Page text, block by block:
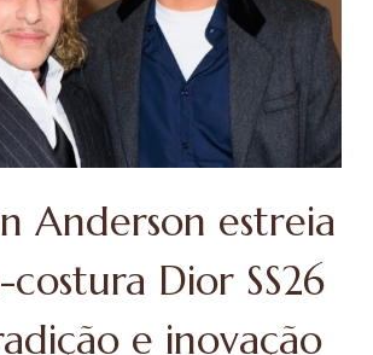
Anderson estreia
Dior SS26
e inovação